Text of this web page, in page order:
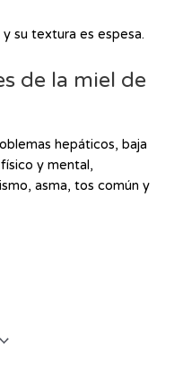
su textura es espesa.
de la miel de
hepáticos, baja
y mental,
asma, tos común y